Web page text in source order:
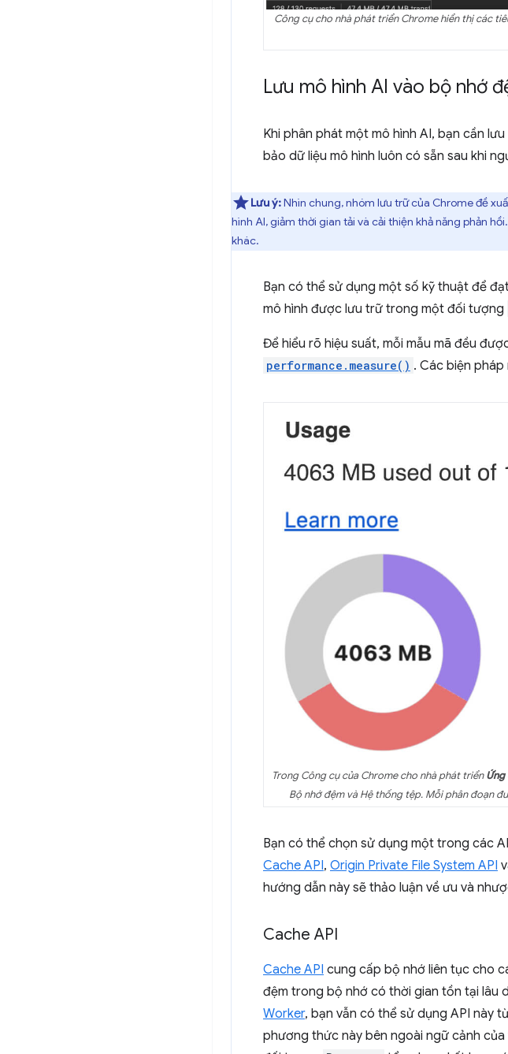
Công cụ cho nhà phát triển Chrome hiển thị các
Lưu mô hình AI vào bộ nhớ
Khi phân phát một mô hình AI, bạn cần
bảo dữ liệu mô hình luôn có sẵn sau khi
Lưu ý:Nhìn chung, nhóm lưu trữ của Chrome đề
hình AI, giảm thời gian tải và cải thiện khả năng phản
khác.
Bạn có thể sử dụng một số kỹ thuật để
mô hình được lưu trữ trong một đối tượng
Để hiểu rõ hiệu suất, mỗi mẫu mã đều
performance.measure() . Các biện
Trong Công cụ của Chrome cho nhà phát triểnỨng
Bộ nhớ đệm và Hệ thống tệp. Mỗi phân đoạn
Bạn có thể chọn sử dụng một trong các
Cache API, Origin Private File System API
hướng dẫn này sẽ thảo luận về ưu và
Cache API
Cache API cung cấp bộ nhớ liên tục cho
đệm trong bộ nhớ có thời gian tồn tại lâu
Worker, bạn vẫn có thể sử dụng API này
phương thức này bên ngoài ngữ cảnh